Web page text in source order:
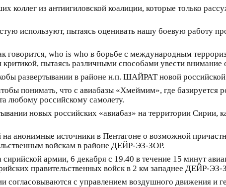
коллег из антиигиловской коалиции, которые только
используют, пытаясь оценивать нашу боевую работу
говорится, who is who в борьбе с международным
пытаясь различными способами увести внимание
развертывании в районе н.п. ШАЙРАТ новой российской
понимать, что с авиабазы «Хмеймим», где базируется
любому российскому самолету.
новых российских «авиабаз» на территории Сирии,
анонимные источники в Пентагоне о возможной
войскам в районе ДЕЙР-ЭЗ-ЗОР.
армии, 6 декабря с 19.40 в течение 15 минут
правительственных войск в 2 км западнее ДЕЙР-
с управлением воздушного движения и